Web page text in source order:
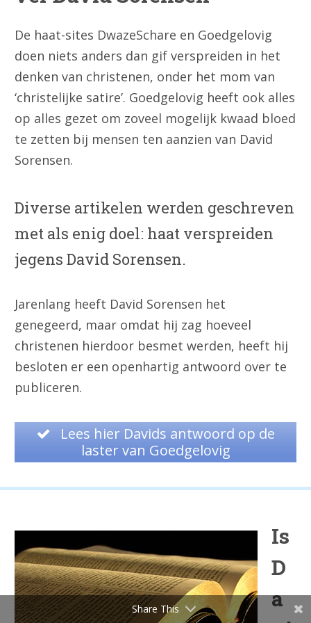
De haat-sites DwazeSchare en Goedgelovig
doen niets anders dan gif verspreiden in het
denken van christenen, onder het mom van
‘christelijke satire’. Goedgelovig heeft ook alles
op alles gezet om zoveel mogelijk kwaad bloed
te zetten bij mensen ten aanzien van David
Sorensen.
Diverse artikelen werden geschreven
met als enig doel: haat verspreiden
jegens David Sorensen.
Jarenlang heeft David Sorensen het
genegeerd, maar omdat hij zag hoeveel
christenen hierdoor besmet werden, heeft hij
besloten er een openhartig antwoord over te
publiceren.
Lees hier Davids antwoord op de
laster van Goedgelovig
Is
D
a
Share This